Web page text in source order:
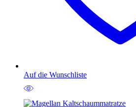
Auf die Wunschliste